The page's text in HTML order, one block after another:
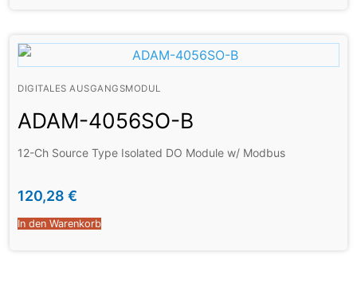
DIGITALES AUSGANGSMODUL
ADAM-4056SO-B
12-Ch Source Type Isolated DO Module w/ Modbus
120,28 €
In den Warenkorb